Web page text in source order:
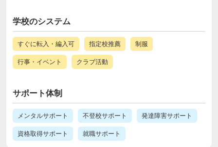
学校のシステム
すぐに転入・編入可 指定校推薦 制服
行事・イベント クラブ活動
サポート体制
メンタルサポート 不登校サポート 発達障害サポート
資格取得サポート 就職サポート